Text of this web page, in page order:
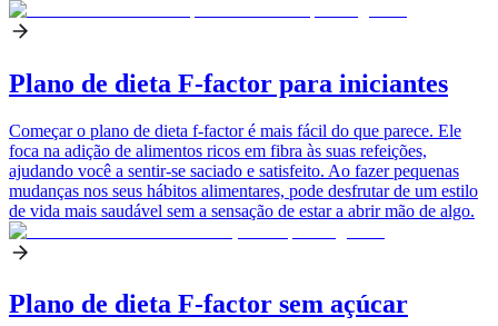
Plano de dieta F-factor para iniciantes
Começar o plano de dieta f-factor é mais fácil do que parece. Ele
foca na adição de alimentos ricos em fibra às suas refeições,
ajudando você a sentir-se saciado e satisfeito. Ao fazer pequenas
mudanças nos seus hábitos alimentares, pode desfrutar de um estilo
de vida mais saudável sem a sensação de estar a abrir mão de algo.
Plano de dieta F-factor sem açúcar